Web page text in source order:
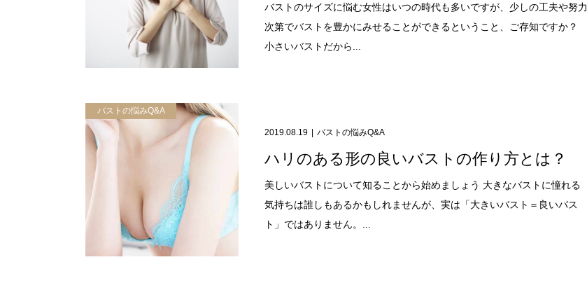
バストのサイズに悩む女性はいつの時代も多いですが、少しの工夫や努力
次第でバストを豊かにみせることができるということ、ご存知ですか？
小さいバストだから...
バストの悩みQ&A
2019.08.19 バストの悩みQ&A
ハリのある形の良いバストの作り方とは？
美しいバストについて知ることから始めましょう 大きなバストに憧れる
気持ちは誰しもあるかもしれませんが、実は「大きいバスト＝良いバス
ト」ではありません。...